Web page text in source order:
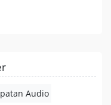
Audio